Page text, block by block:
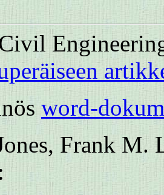
word-
Frank M.